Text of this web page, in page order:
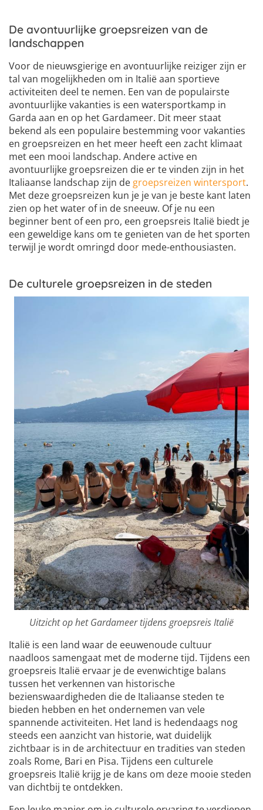
De avontuurlijke groepsreizen van de
landschappen
Voor de nieuwsgierige en avontuurlijke reiziger zijn er
tal van mogelijkheden om in Italië aan sportieve
activiteiten deel te nemen. Een van de populairste
avontuurlijke vakanties is een watersportkamp in
Garda aan en op het Gardameer. Dit meer staat
bekend als een populaire bestemming voor vakanties
en groepsreizen en het meer heeft een zacht klimaat
met een mooi landschap. Andere active en
avontuurlijke groepsreizen die er te vinden zijn in het
Italiaanse landschap zijn de groepsreizen wintersport.
Met deze groepsreizen kun je je van je beste kant laten
zien op het water of in de sneeuw. Of je nu een
beginner bent of een pro, een groepsreis Italië biedt je
een geweldige kans om te genieten van de het sporten
terwijl je wordt omringd door mede-enthousiasten.
De culturele groepsreizen in de steden
Uitzicht op het Gardameer tijdens groepsreis Italië
Italië is een land waar de eeuwenoude cultuur
naadloos samengaat met de moderne tijd. Tijdens een
groepsreis Italië ervaar je de evenwichtige balans
tussen het verkennen van historische
bezienswaardigheden die de Italiaanse steden te
bieden hebben en het ondernemen van vele
spannende activiteiten. Het land is hedendaags nog
steeds een aanzicht van historie, wat duidelijk
zichtbaar is in de architectuur en tradities van steden
zoals Rome, Bari en Pisa. Tijdens een culturele
groepsreis Italië krijg je de kans om deze mooie steden
van dichtbij te ontdekken.